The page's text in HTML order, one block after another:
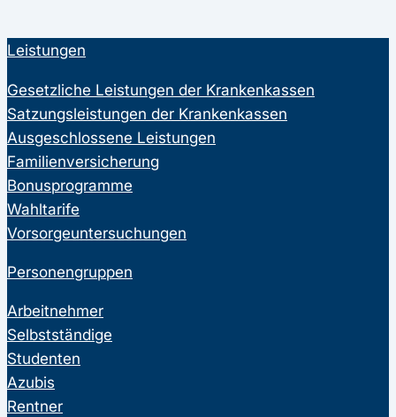
Leistungen
Gesetzliche Leistungen der Krankenkassen
Satzungsleistungen der Krankenkassen
Ausgeschlossene Leistungen
Familienversicherung
Bonusprogramme
Wahltarife
Vorsorgeuntersuchungen
Personengruppen
Arbeitnehmer
Selbstständige
Studenten
Azubis
Rentner